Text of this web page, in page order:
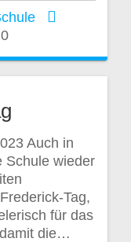
0
Auch in
Schule wieder
Tag,
für das
die…